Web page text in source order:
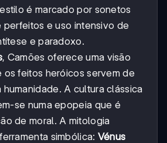
é marcado por sonetos
perfeitos e uso intensivo de
e paradoxo.
, Camões oferece uma visão
os feitos heróicos servem de
A cultura clássica
se numa epopeia que é
de moral. A mitologia
simbólica: Vénus